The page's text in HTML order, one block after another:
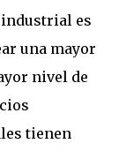
es
una mayor
nivel de
tienen